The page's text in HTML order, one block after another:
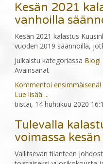
Kesän 2021
vanhoilla
Kesän 2021 kalastus
vuoden 2019 säännöillä,
Julkaistu kategoriassa Blogi
Avainsanat
Kommentoi ensimmäisenä!
Lue lisää ...
tiistai, 14 huhtikuu 2020
Tulevalla
voimassa
Vallitsevan tilanteen